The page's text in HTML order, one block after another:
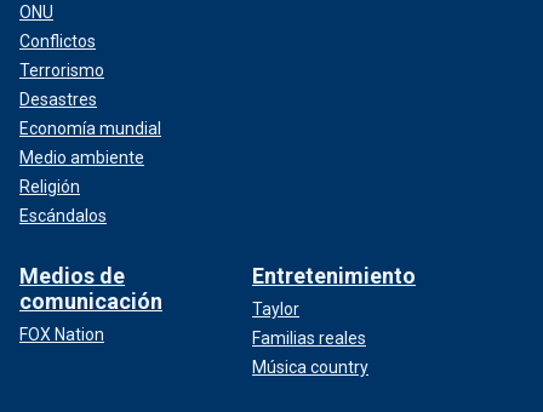
ONU
Conflictos
Terrorismo
Desastres
Economía mundial
Medio ambiente
Religión
Escándalos
Medios de
comunicación
FOX Nation
Entretenimiento
Taylor
Familias reales
Música country